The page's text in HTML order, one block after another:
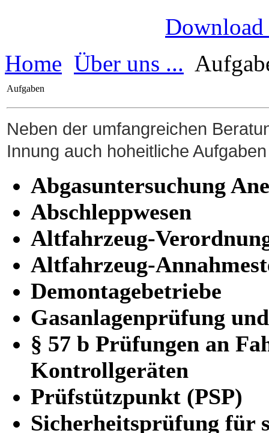
Download
Home Über uns ...
Aufgaben
Neben der umfangreichen
Innung auch hoheitliche
Abgasuntersuchung
Abschleppwesen
Altfahrzeug-
Altfahrzeug-
Demontagebetriebe
Gasanlagenprüfung
§ 57 b Prüfungen an
Kontrollgeräten
Prüfstützpunkt (PSP)
Sicherheitsprüfung für